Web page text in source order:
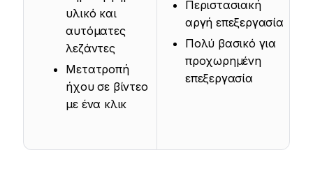
υλικό και
αυτόματες
λεζάντες
Μετατροπή
ήχου σε βίντεο
με ένα κλικ
Περιστασιακή
αργή επεξεργασία
Πολύ βασικό για
προχωρημένη
επεξεργασία